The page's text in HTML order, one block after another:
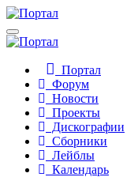
Портал
Форум
Новости
Проекты
Дискографии
Сборники
Лейблы
Календарь